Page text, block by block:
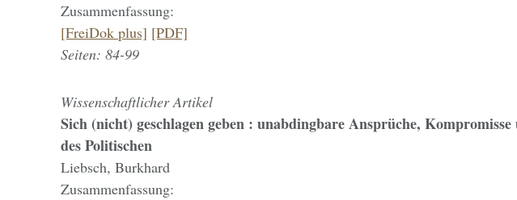
Zusammenfassung:
[FreiDok plus] [PDF]
Seiten: 84-99
Wissenschaftlicher Artikel
Sich (nicht) geschlagen geben : unabdingbare Ansprüche,
des Politischen
Liebsch, Burkhard
Zusammenfassung: